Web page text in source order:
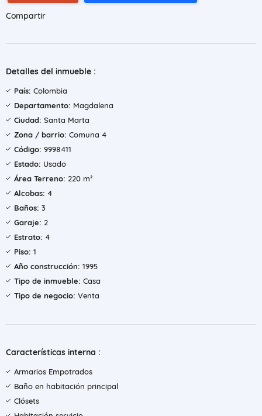
Compartir
Detalles del inmueble :
País: Colombia
Departamento: Magdalena
Ciudad: Santa Marta
Zona / barrio: Comuna 4
Código: 9998411
Estado: Usado
Área Terreno: 220 m²
Alcobas: 4
Baños: 3
Garaje: 2
Estrato: 4
Piso: 1
Año construcción: 1995
Tipo de inmueble: Casa
Tipo de negocio: Venta
Características interna :
Armarios Empotrados
Baño en habitación principal
Clósets